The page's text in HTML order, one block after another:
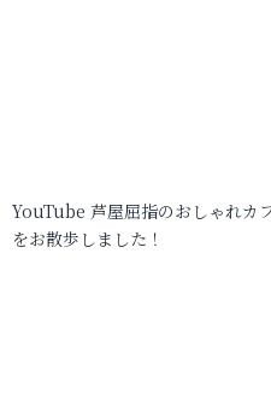
YouTube 芦屋屈指のおしゃれカ
をお散歩しました！